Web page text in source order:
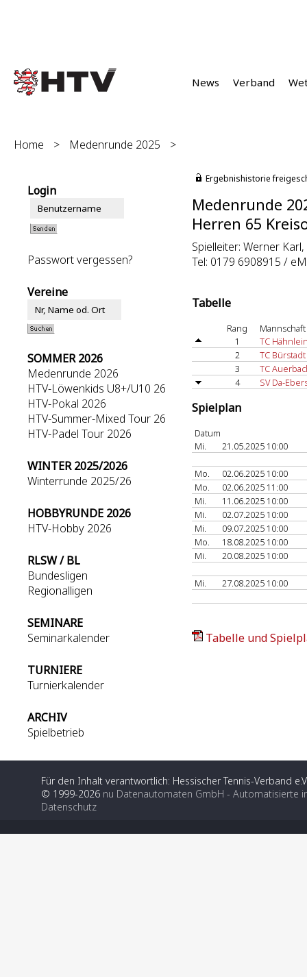
News Verband
Home > Medenrunde 2025 >
Login
Passwort vergessen?
Vereine
SOMMER 2026
Medenrunde 2026
HTV-Löwenkids U8+/U10 26
HTV-Pokal 2026
HTV-Summer-Mixed Tour 26
HTV-Padel Tour 2026
WINTER 2025/2026
Winterrunde 2025/26
HOBBYRUNDE 2026
HTV-Hobby 2026
RLSW / BL
Bundesligen
Regionalligen
SEMINARE
Seminarkalender
TURNIERE
Turnierkalender
ARCHIV
Spielbetrieb
Ergebnishistorie
Medenrunde
Herren 65
Spielleiter: Werner Karl,
Tel: 0179 6908915 /
Tabelle
Rang
Mannschaft
1
TC
2
TC Bürstadt
3
TC
4
SV Da-
Spielplan
Datum
Mi.
21.05.2025 10:00
Mo.
02.06.2025 10:00
Mo.
02.06.2025 11:00
Mi.
11.06.2025 10:00
Mi.
02.07.2025 10:00
Mi.
09.07.2025 10:00
Mo.
18.08.2025 10:00
Mi.
20.08.2025 10:00
Mi. 27.08.2025 10:00
Tabelle und
Für den Inhalt verantwortlich: Hessischer Tennis-Verband
© 1999-2026 nu Datenautomaten GmbH - Automatisierte
Datenschutz